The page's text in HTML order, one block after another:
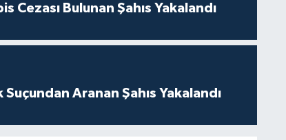
Cezası Bulunan Şahıs Yakalandı
Suçundan Aranan Şahıs Yakalandı